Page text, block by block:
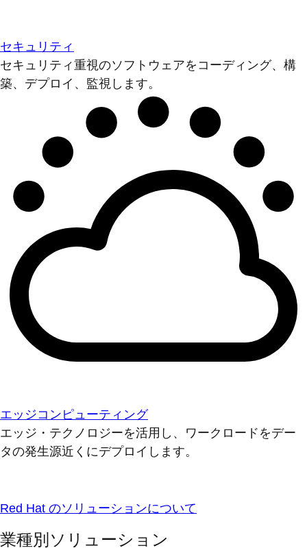
セキュリティ
セキュリティ重視のソフトウェアをコーディング、構
築、デプロイ、監視します。
エッジコンピューティング
エッジ・テクノロジーを活用し、ワークロードをデー
タの発生源近くにデプロイします。
Red Hat のソリューションについて
業種別ソリューション